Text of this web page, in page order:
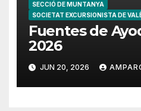
SECCIÓ DE MUNTANYA
SOCIETAT EXCURSIONISTA DE
Fuentes de
2026
JUN 20, 2026